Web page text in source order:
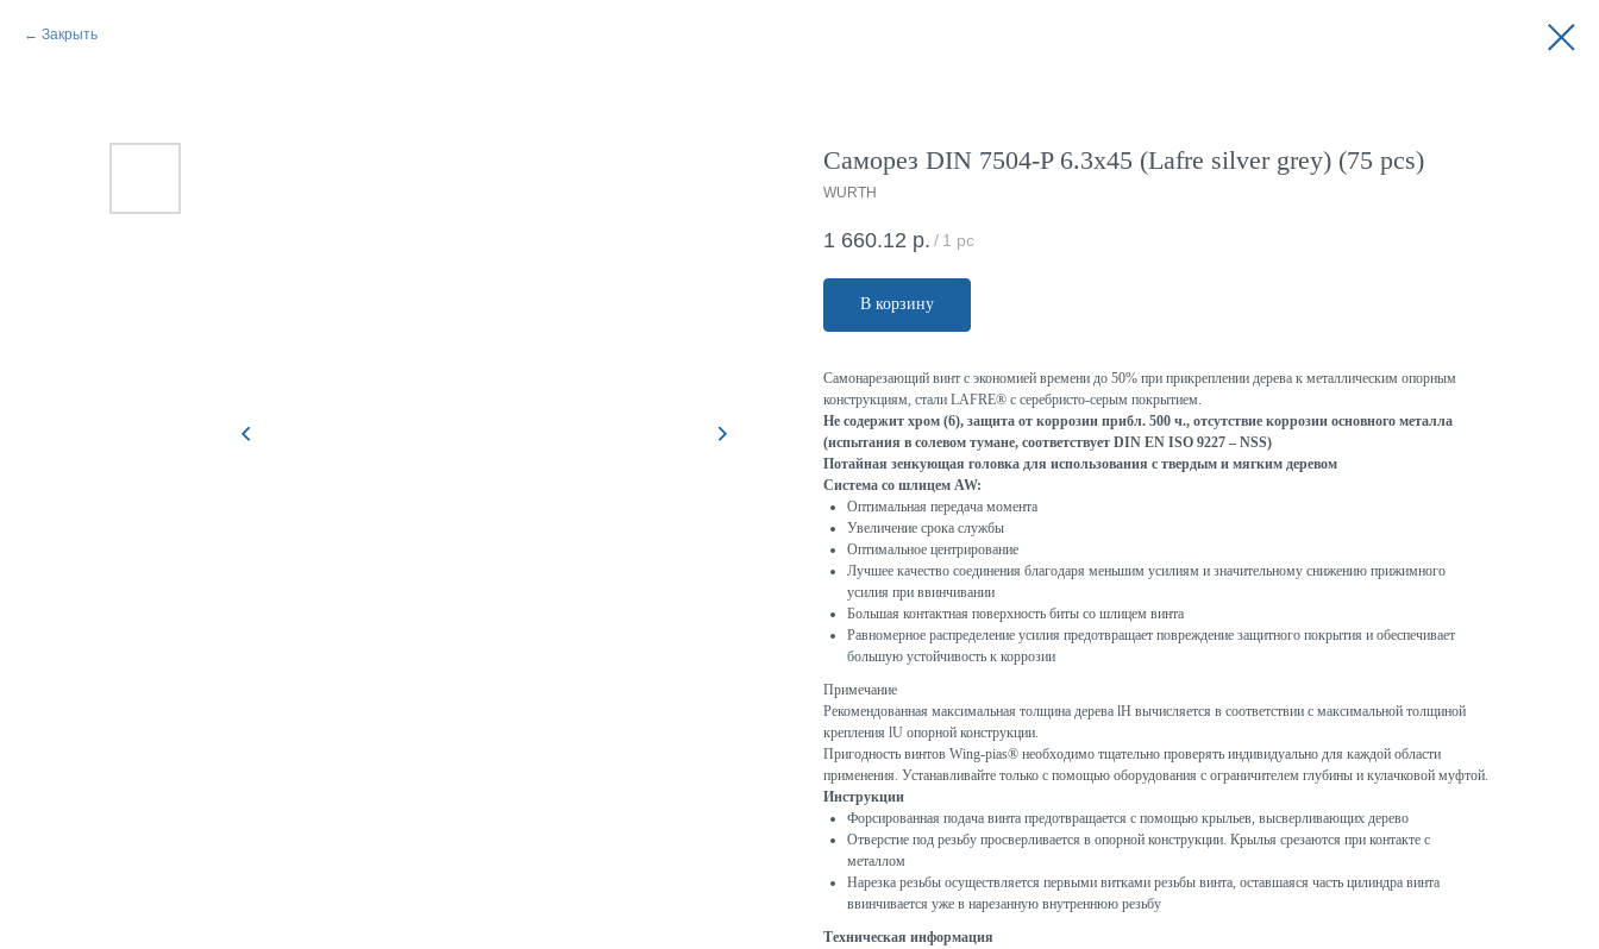
Закрыть
Саморез DIN 7504-P 6.3x45 (Lafre silver grey) (75 pcs)
WURTH
1 660.12 р. / 1 pc
В корзину
Самонарезающий винт с экономией времени до 50% при прикреплении дерева к металлическим опорным
конструкциям, стали LAFRE® с серебристо-серым покрытием.
Не содержит хром (6), защита от коррозии прибл. 500 ч., отсутствие коррозии основного металла
(испытания в солевом тумане, соответствует DIN EN ISO 9227 – NSS)
Потайная зенкующая головка для использования с твердым и мягким деревом
Система со шлицем AW:
Оптимальная передача момента
Увеличение срока службы
Оптимальное центрирование
Лучшее качество соединения благодаря меньшим усилиям и значительному снижению прижимного
усилия при ввинчивании
Большая контактная поверхность биты со шлицем винта
Равномерное распределение усилия предотвращает повреждение защитного покрытия и обеспечивает
большую устойчивость к коррозии
Примечание
Рекомендованная максимальная толщина дерева lH вычисляется в соответствии с максимальной толщиной
крепления lU опорной конструкции.
Пригодность винтов Wing-pias® необходимо тщательно проверять индивидуально для каждой области
применения. Устанавливайте только с помощью оборудования с ограничителем глубины и кулачковой муфтой.
Инструкции
Форсированная подача винта предотвращается с помощью крыльев, высверливающих дерево
Отверстие под резьбу просверливается в опорной конструкции. Крылья срезаются при контакте с
металлом
Нарезка резьбы осуществляется первыми витками резьбы винта, оставшаяся часть цилиндра винта
ввинчивается уже в нарезанную внутреннюю резьбу
Техническая информация